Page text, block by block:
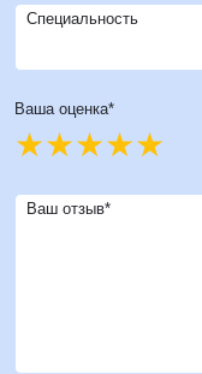
Специальность
Ваша оценка*
Ваш отзыв*